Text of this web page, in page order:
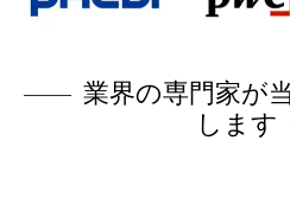
業界の専門家が
します